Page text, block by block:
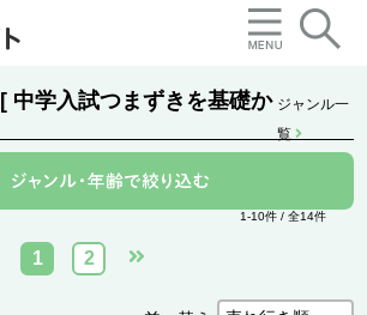
中学入試つまずきを基礎か ジャンル一
覧
1-10件 / 全14件
1 2